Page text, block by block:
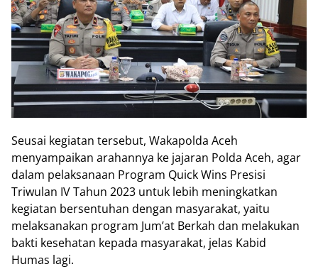
Seusai kegiatan tersebut, Wakapolda Aceh
menyampaikan arahannya ke jajaran Polda Aceh, agar
dalam pelaksanaan Program Quick Wins Presisi
Triwulan IV Tahun 2023 untuk lebih meningkatkan
kegiatan bersentuhan dengan masyarakat, yaitu
melaksanakan program Jum’at Berkah dan melakukan
bakti kesehatan kepada masyarakat, jelas Kabid
Humas lagi.